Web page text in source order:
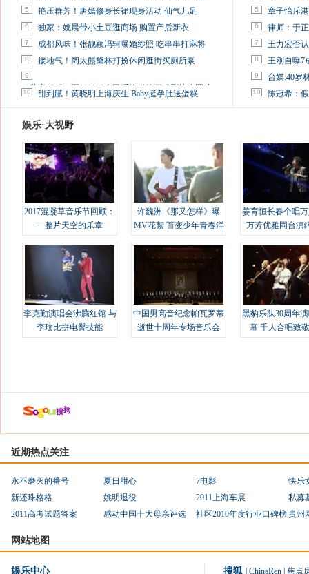
5 艳压群芳！唐嫣修身长裙现身活动 仙气儿足
6 独家：姚晨带小土豆逛商场 购置产后新衣
7 成都风味！张靓颖冯轲曝婚纱照 吃串串打麻将
8 接地气！阔太熊黛林打扮休闲逛街买厕所泵
9
马蓉离婚后，砸1000万人民币给媒体要求删掉这照片
10 甜到腻！黄晓明上海庆生 Baby挺孕肚送蛋糕
5 章子怡斥
6 律师：于
7 王力宏否
8 王刚自曝7
9 台媒:40岁
10 陈冠希：
娱乐·大视野
2017混凝草音乐节回顾：
一整片天空的乐章
许魏洲《那又怎样》曝
MV花絮 百变少年青春洋
姜育恒长春个唱
万芳优雅同台演
李克勤演唱会沸腾红馆 与
李玟比拼电臀技能
中国男高音纪念帕瓦罗蒂
逝世十周年专场音乐会
黑豹乐队30周年
幕 千人合唱致
近期热点关注
永不磨灭的番号 夏日甜心 7电影
快乐
新还珠格格
姚明退役 2011上海车展
私募
2011高考试题答案
感动中国十大母亲评选 社区2010年度行业口碑榜贵州
网站地图
娱乐中心 搜狐 ChinaRen 焦点